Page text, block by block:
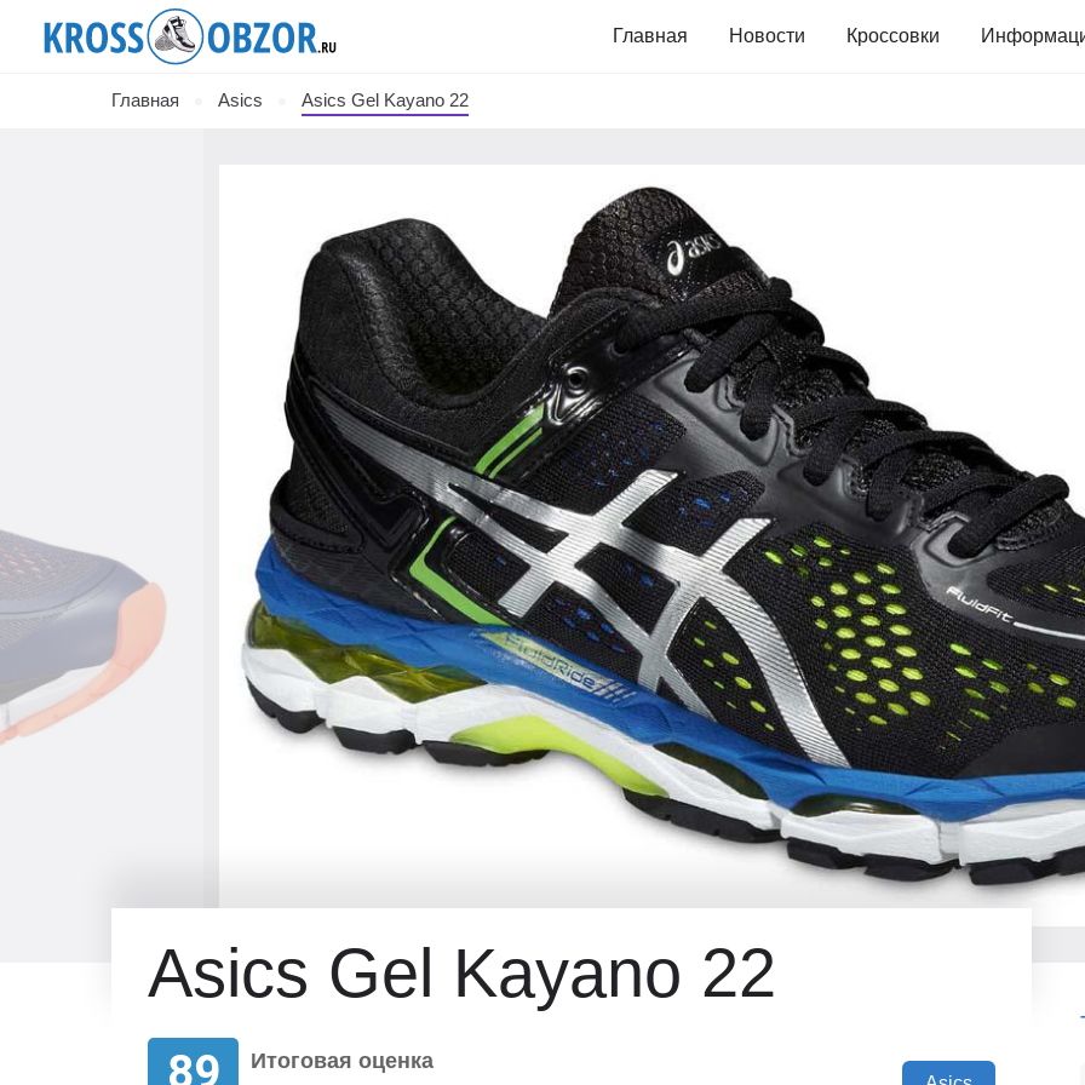
Главная Новости Кроссовки
Главная Asics Asics Gel Kayano 22
Asics Gel Kayano 22
89
Итоговая оценка